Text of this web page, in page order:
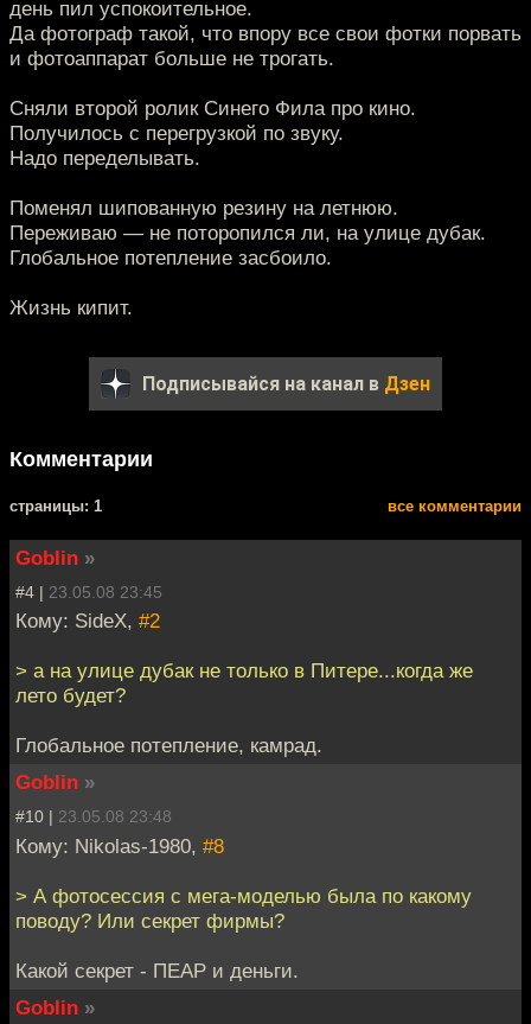
день пил успокоительное.
Да фотограф такой, что впору все свои фотки порвать
и фотоаппарат больше не трогать.
Сняли второй ролик Синего Фила про кино.
Получилось с перегрузкой по звуку.
Надо переделывать.
Поменял шипованную резину на летнюю.
Переживаю — не поторопился ли, на улице дубак.
Глобальное потепление засбоило.
Жизнь кипит.
Подписывайся на канал в Дзен
Комментарии
cтраницы: 1 все комментарии
Goblin »
#4 | 23.05.08 23:45
Кому: SideX, #2
> а на улице дубак не только в Питере...когда же
лето будет?
Глобальное потепление, камрад.
Goblin »
#10 | 23.05.08 23:48
Кому: Nikolas-1980, #8
> А фотосессия с мега-моделью была по какому
поводу? Или секрет фирмы?
Какой секрет - ПЕАР и деньги.
Goblin »